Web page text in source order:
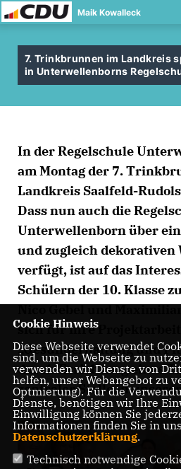
Maik Kowalleck
7. Trinkbrunnen im Landkreis
in Unterwellenborns
In der Regelschule
am Montag der 7.
Landkreis Saalfeld-
Dass nun auch die
Unterwellenborn über
und zugleich dekorativen
verfügt, ist auf das
Schülern der 10. Klasse
Nico Gebel und
sich für ihre Projektarbeit
Gesunderhaltung und
durch Errichtung eines
zentraler Stelle in unserer
Cookie Hinweis
Diese Webseite verwendet
sind, um die Webseite zu
verwenden wir Dienste von
helfen, unser Webangebot zu
Optmierung). Für die
Dienste, benötigen wir Ihre
Einwilligung können Sie
Informationen finden Sie in
Datenschutzerklärung.
Technisch notwendige